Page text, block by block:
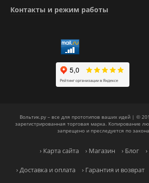
Контакты и режим работы
Вольтик.ру – все для прототипов ваших идей | ©
зарегистрированная торговая марка. Копирование
запрещено и преследуется по
› Карта сайта › Магазин › Блог
› Доставка и оплата › Гарантия и возврат